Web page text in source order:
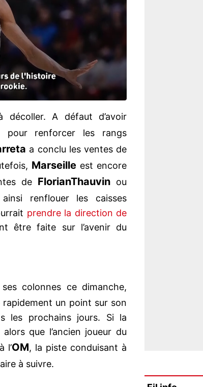
décoller. A défaut d’avoir
pour renforcer les rangs
a conclu les ventes de
Marseille est encore
de FlorianThauvin ou
renflouer les caisses
prendre la direction de
être faite sur l’avenir du
colonnes ce dimanche,
un point sur son
les prochains jours. Si la
que l’ancien joueur du
l’OM, la piste conduisant à
à suivre.